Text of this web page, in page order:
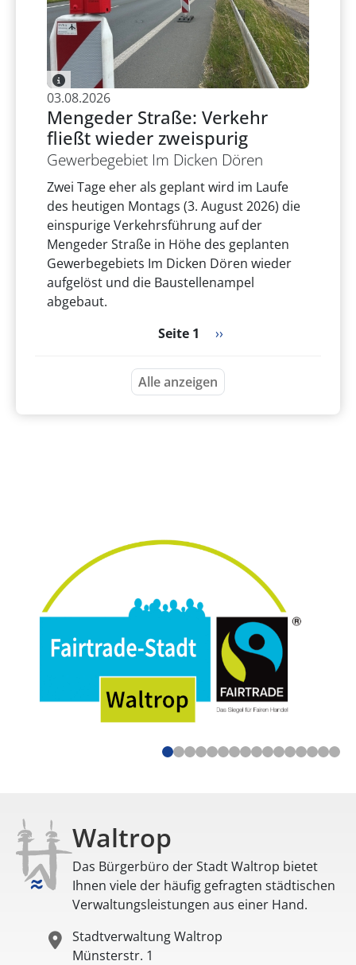
03.08.2026
Mengeder Straße: Verkehr
fließt wieder zweispurig
Gewerbegebiet Im Dicken Dören
Zwei Tage eher als geplant wird im Laufe
des heutigen Montags (3. August 2026) die
einspurige Verkehrsführung auf der
Mengeder Straße in Höhe des geplanten
Gewerbegebiets Im Dicken Dören wieder
aufgelöst und die Baustellenampel
abgebaut.
Seitennummerierung
Seite 1 Nächste Seite
››
Alle anzeigen
Waltrop
Das Bürgerbüro der Stadt Waltrop bietet
Ihnen viele der häufig gefragten städtischen
Verwaltungsleistungen aus einer Hand.
Stadtverwaltung Waltrop
Münsterstr. 1